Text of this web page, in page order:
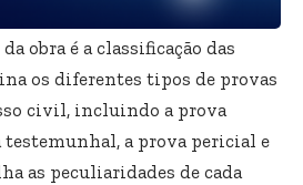
obra é a classificação das
os diferentes tipos de provas
civil, incluindo a prova
a prova pericial e
as peculiaridades de cada